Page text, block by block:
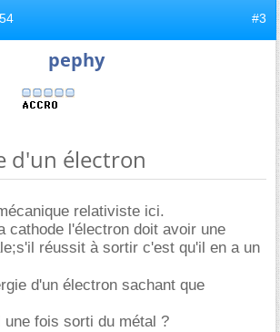
#3
pephy
d'un électron
relativiste ici.
cathode l'électron doit avoir une
réussit à sortir c'est qu'il en a un
d'un électron sachant que
fois sorti du métal ?